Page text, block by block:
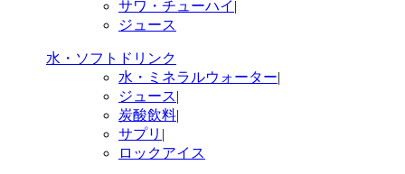
サワ・チューハイ |
ジュース
水・ソフトドリンク
水・ミネラルウォーター|
ジュース|
炭酸飲料|
サプリ |
ロックアイス